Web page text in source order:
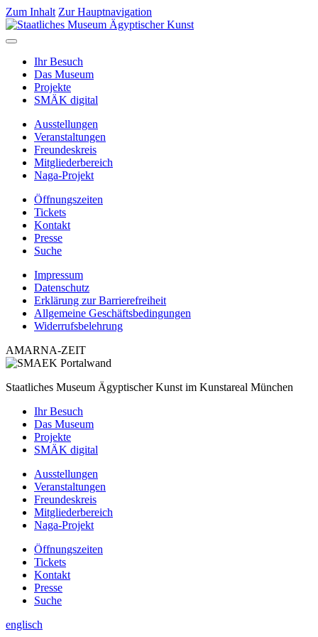
Zum Inhalt Zur Hauptnavigation
Ihr Besuch
Das Museum
Projekte
SMÄK digital
Ausstellungen
Veranstaltungen
Freundeskreis
Mitgliederbereich
Naga-Projekt
Öffnungszeiten
Tickets
Kontakt
Presse
Suche
Impressum
Datenschutz
Erklärung zur Barrierefreiheit
Allgemeine Geschäftsbedingungen
Widerrufsbelehrung
AMARNA-ZEIT
Staatliches Museum Ägyptischer Kunst im Kunstareal München
Ihr Besuch
Das Museum
Projekte
SMÄK digital
Ausstellungen
Veranstaltungen
Freundeskreis
Mitgliederbereich
Naga-Projekt
Öffnungszeiten
Tickets
Kontakt
Presse
Suche
englisch